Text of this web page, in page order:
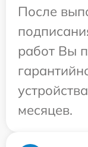
После
работ Вы
месяцев.